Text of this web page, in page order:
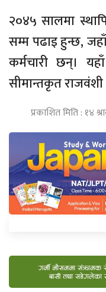
२०४५ सालमा
सम्म पढाइ हुन्छ,
कर्मचारी छन्।
सीमान्तकृत
प्रकाशित मिति : १४